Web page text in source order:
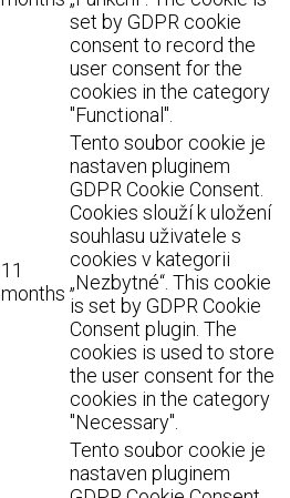
set by GDPR cookie
consent to record the
user consent for the
cookies in the category
"Functional".
11
months
Tento soubor cookie je
nastaven pluginem
GDPR Cookie Consent.
Cookies slouží k uložení
souhlasu uživatele s
cookies v kategorii
„Nezbytné“. This cookie
is set by GDPR Cookie
Consent plugin. The
cookies is used to store
the user consent for the
cookies in the category
"Necessary".
Tento soubor cookie je
nastaven pluginem